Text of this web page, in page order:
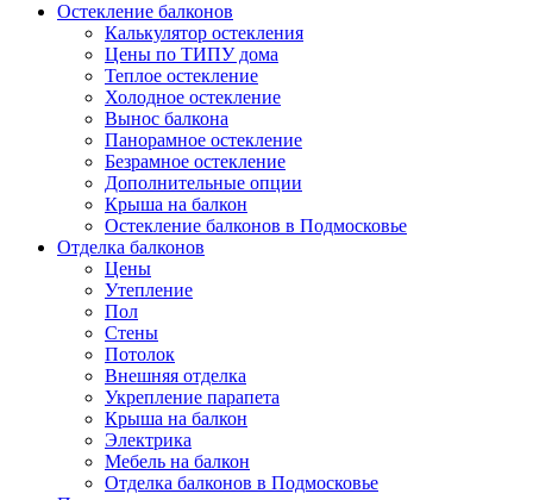
Остекление балконов
Калькулятор остекления
Цены по ТИПУ дома
Теплое остекление
Холодное остекление
Вынос балкона
Панорамное остекление
Безрамное остекление
Дополнительные опции
Крыша на балкон
Остекление балконов в Подмосковье
Отделка балконов
Цены
Утепление
Пол
Стены
Потолок
Внешняя отделка
Укрепление парапета
Крыша на балкон
Электрика
Мебель на балкон
Отделка балконов в Подмосковье